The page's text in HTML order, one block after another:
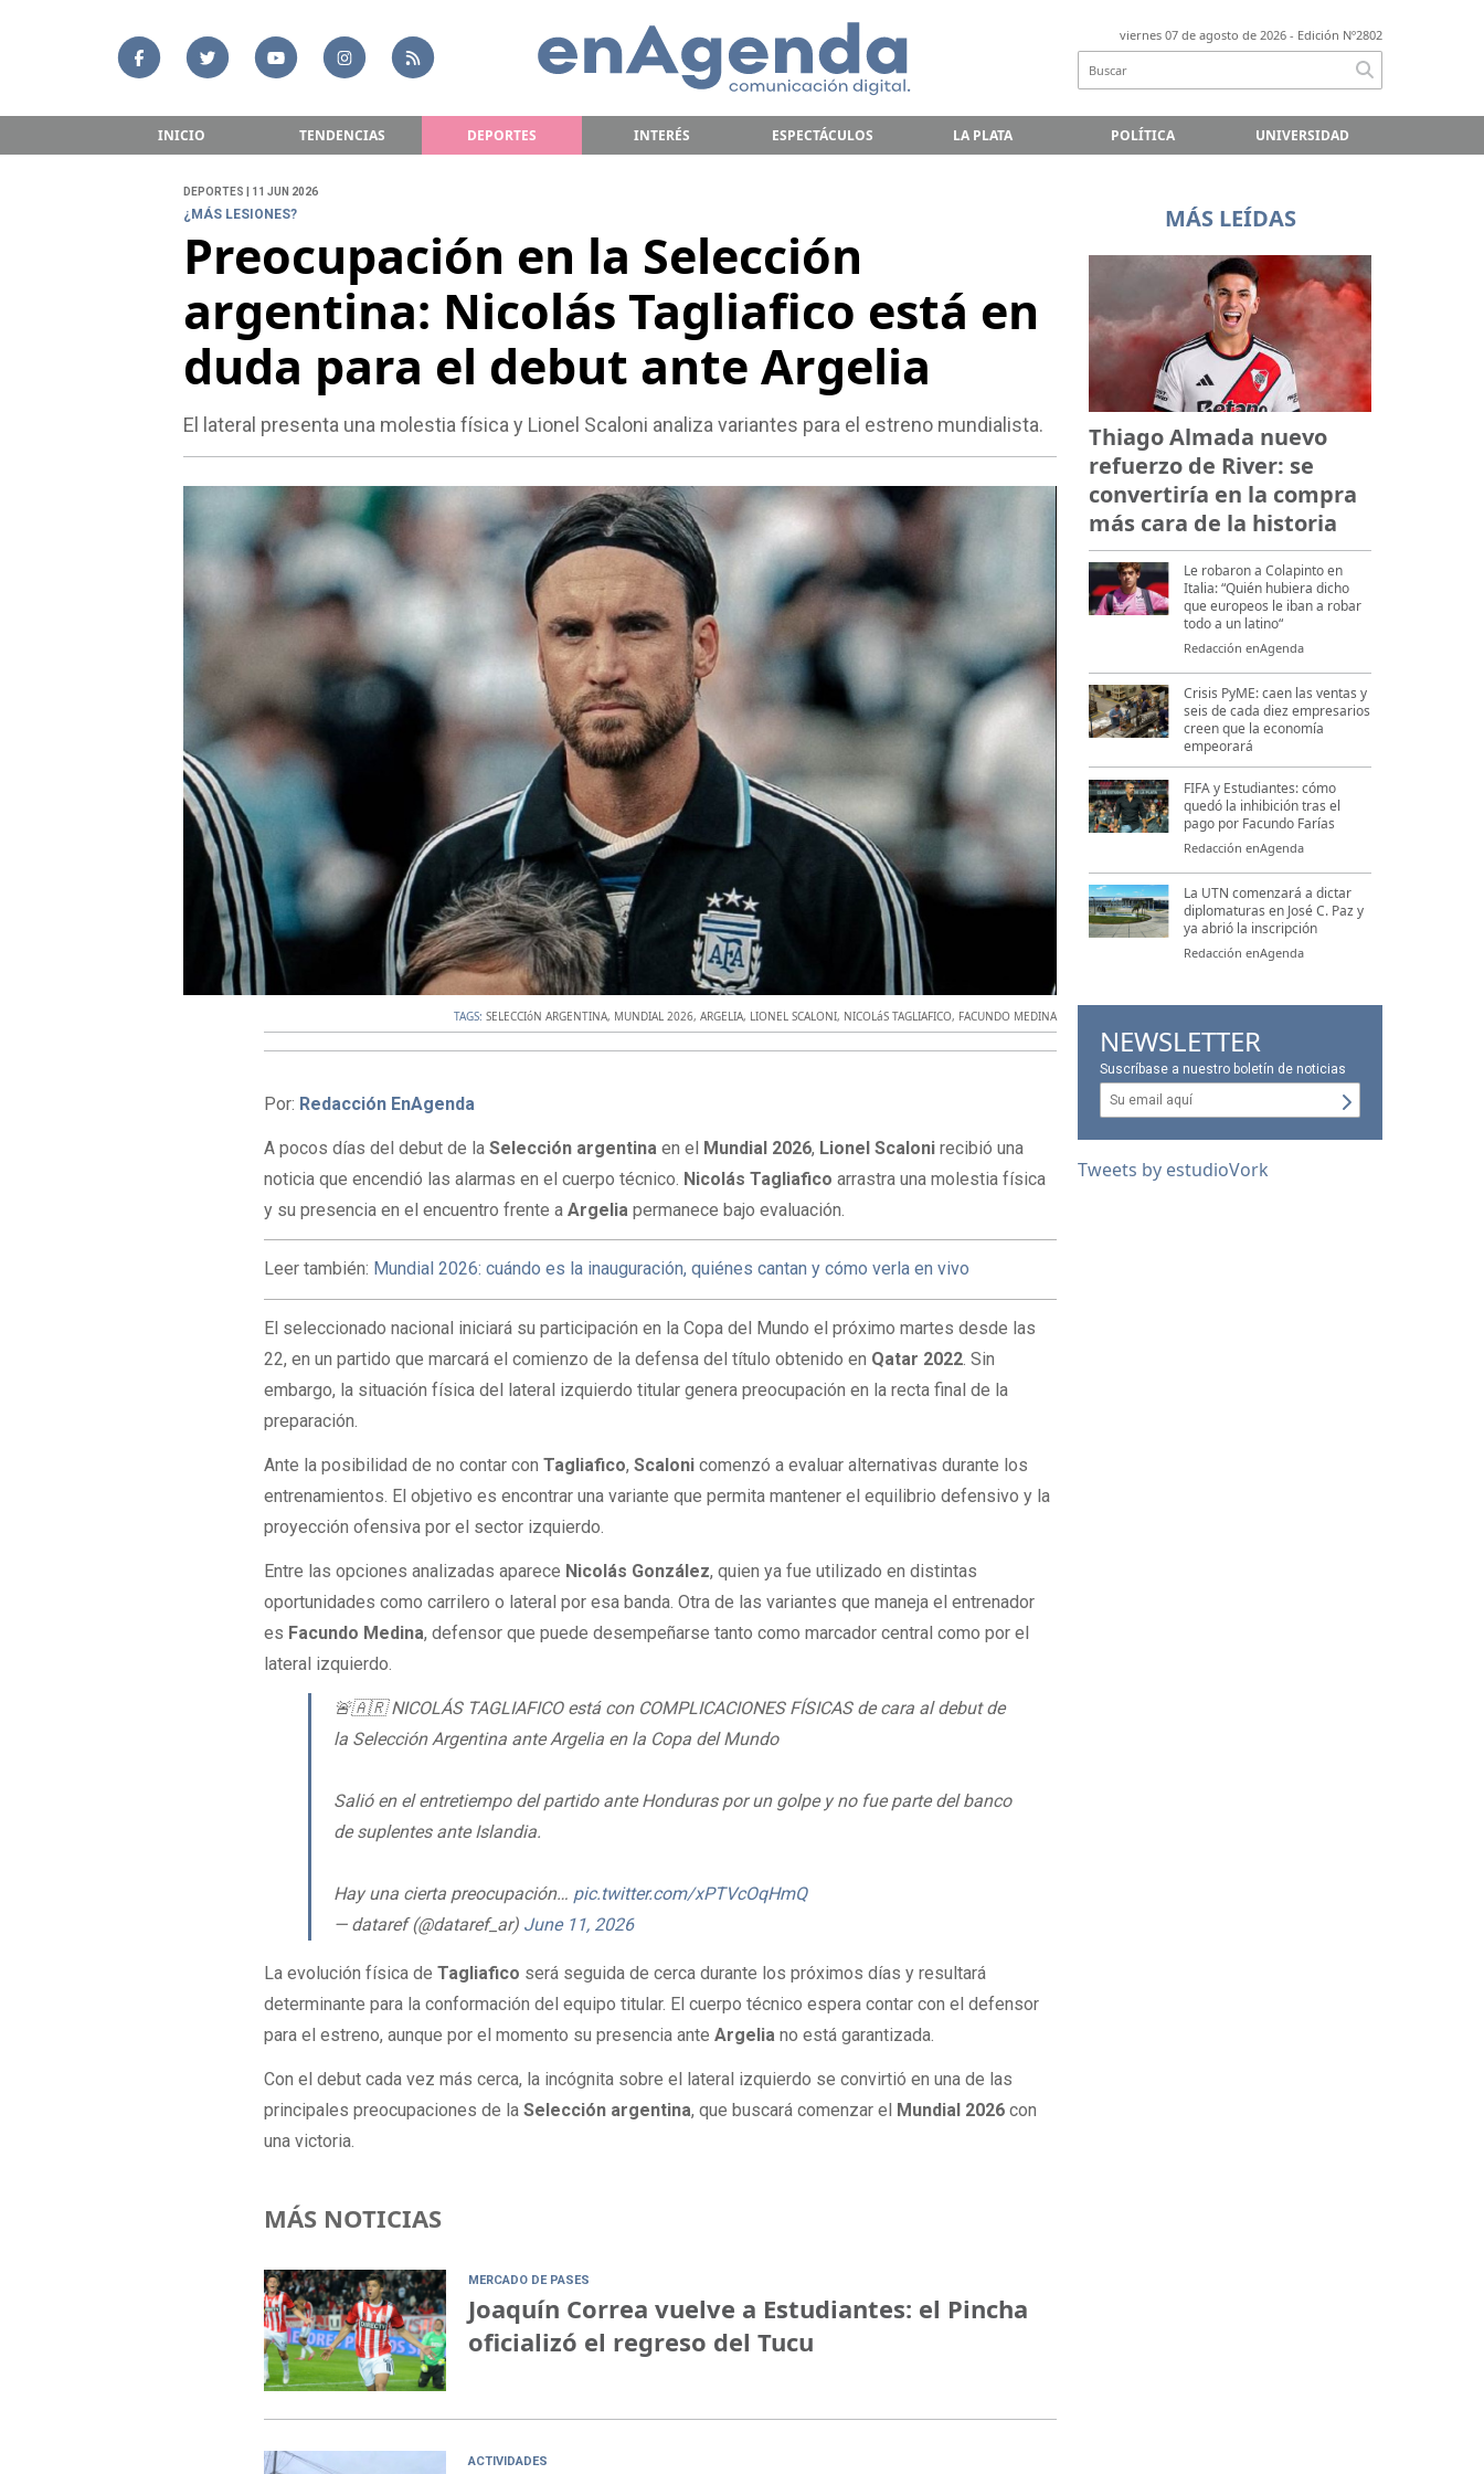
viernes 07 de agosto de 2026 - Edición Nº2802
INICIO TENDENCIAS DEPORTES INTERÉS ESPECTÁCULOS LA PLATA POLÍTICA UNIVERSIDAD
DEPORTES | 11 JUN 2026
¿MÁS LESIONES?
Preocupación en la Selección
argentina: Nicolás Tagliafico está en
duda para el debut ante Argelia
El lateral presenta una molestia física y Lionel Scaloni analiza variantes para el estreno mundialista.
TAGS:SELECCIóN ARGENTINA, MUNDIAL 2026,ARGELIA, LIONEL SCALONI, NICOLáS TAGLIAFICO, FACUNDO MEDINA
Por: Redacción EnAgenda
A pocos días del debut de laSelección argentina en el Mundial 2026, Lionel Scaloni recibió una
noticia que encendió las alarmas en el cuerpo técnico. Nicolás Tagliafico arrastra una molestia física
y su presencia en el encuentro frente aArgelia permanece bajo evaluación.
Leer también: Mundial 2026: cuándo es la inauguración, quiénes cantan y cómo verla en vivo
El seleccionado nacional iniciará su participación en la Copa del Mundo el próximo martes desde las
22, en un partido que marcará el comienzo de la defensa del título obtenido en Qatar 2022 . Sin
embargo, la situación física del lateral izquierdo titular genera preocupación en la recta final de la
preparación.
Ante la posibilidad de no contar conTagliafico,Scaloni comenzó a evaluar alternativas durante los
entrenamientos. El objetivo es encontrar una variante que permita mantener el equilibrio defensivo y la
proyección ofensiva por el sector izquierdo.
Entre las opciones analizadas aparece Nicolás González, quien ya fue utilizado en distintas
oportunidades como carrilero o lateral por esa banda. Otra de las variantes que maneja el entrenador
es Facundo Medina, defensor que puede desempeñarse tanto como marcador central como por el
lateral izquierdo.
🚨🇦🇷 NICOLÁS TAGLIAFICO está con COMPLICACIONES FÍSICAS de cara al debut de
la Selección Argentina ante Argelia en la Copa del Mundo
Salió en el entretiempo del partido ante Honduras por un golpe y no fue parte del banco
de suplentes ante Islandia.
Hay una cierta preocupación… pic.twitter.com/xPTVcOqHmQ
— dataref (@dataref_ar) June 11, 2026
La evolución física deTagliafico será seguida de cerca durante los próximos días y resultará
determinante para la conformación del equipo titular. El cuerpo técnico espera contar con el defensor
para el estreno, aunque por el momento su presencia anteArgelia no está garantizada.
Con el debut cada vez más cerca, la incógnita sobre el lateral izquierdo se convirtió en una de las
principales preocupaciones de laSelección argentina, que buscará comenzar el Mundial 2026 con
una victoria.
MÁS NOTICIAS
MERCADO DE PASES
Joaquín Correa vuelve a Estudiantes: el Pincha
oficializó el regreso del Tucu
ACTIVIDADES
MÁS LEÍDAS
Thiago Almada nuevo
refuerzo de River: se
convertiría en la compra
más cara de la historia
Le robaron a Colapinto en
Italia: “Quién hubiera dicho
que europeos le iban a robar
todo a un latino“
Redacción enAgenda
Crisis PyME: caen las ventas y
seis de cada diez empresarios
creen que la economía
empeorará
FIFA y Estudiantes: cómo
quedó la inhibición tras el
pago por Facundo Farías
Redacción enAgenda
La UTN comenzará a dictar
diplomaturas en José C. Paz y
ya abrió la inscripción
Redacción enAgenda
NEWSLETTER
Suscríbase a nuestro boletín de noticias
Tweets by estudioVork